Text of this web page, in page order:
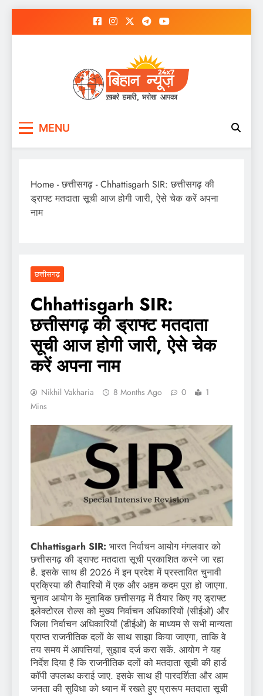
MENU
Home -छत्तीसगढ़ -Chhattisgarh SIR: छत्तीसगढ़ की
ड्राफ्ट मतदाता सूची आज होगी जारी, ऐसे चेक करें अपना
नाम
छत्तीसगढ़
Chhattisgarh SIR:
छत्तीसगढ़ की ड्राफ्ट मतदाता
सूची आज होगी जारी, ऐसे चेक
करें अपना नाम
Nikhil Vakharia 8 Months Ago 0
1
Mins
Chhattisgarh SIR: भारत निर्वाचन आयोग मंगलवार को
छत्तीसगढ़ की ड्राफ्ट मतदाता सूची प्रकाशित करने जा रहा
है. इसके साथ ही 2026 में इन प्रदेश में प्रस्तावित चुनावी
प्रक्रिया की तैयारियों में एक और अहम कदम पूरा हो जाएगा.
चुनाव आयोग के मुताबिक छत्तीसगढ़ में तैयार किए गए ड्राफ्ट
इलेक्टोरल रोल्स को मुख्य निर्वाचन अधिकारियों (सीईओ) और
जिला निर्वाचन अधिकारियों (डीईओ) के माध्यम से सभी मान्यता
प्राप्त राजनीतिक दलों के साथ साझा किया जाएगा, ताकि वे
तय समय में आपत्तियां, सुझाव दर्ज करा सकें. आयोग ने यह
निर्देश दिया है कि राजनीतिक दलों को मतदाता सूची की हार्ड
कॉपी उपलब्ध कराई जाए. इसके साथ ही पारदर्शिता और आम
जनता की सुविधा को ध्यान में रखते हुए प्रारूप मतदाता सूची